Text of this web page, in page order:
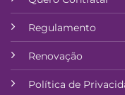
Regulamento
Renovação
Política de